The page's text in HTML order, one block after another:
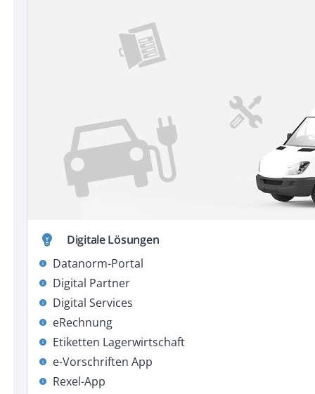
emoji_objects Digitale Lösungen
info Datanorm-Portal
info Digital Partner
info Digital Services
info eRechnung
info Etiketten Lagerwirtschaft
info e-Vorschriften App
info
Rexel-App